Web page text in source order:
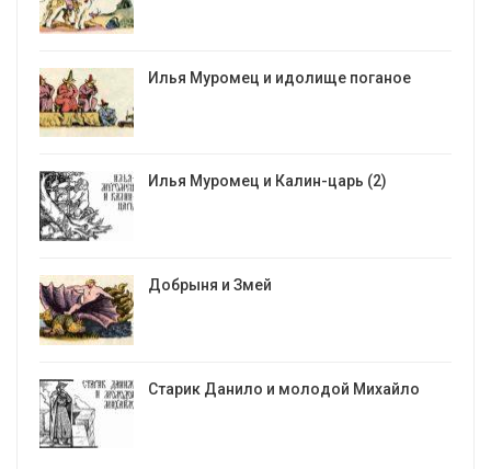
Илья Муромец и идолище поганое
Илья Муромец и Калин-царь (2)
Добрыня и Змей
Старик Данило и молодой Михайло